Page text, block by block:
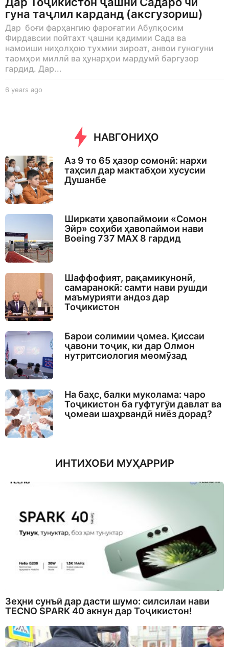
гуна таҷлил карданд (аксгузориш)
Дар боғи фарҳангию фароғатии Абулқосим
Фирдавсии пойтахт ҷашни қадимии Сада ва
намоиши ниҳолҳою тухмии зироат, анвои гуногуни
таомҳои миллӣ ва ҳунарҳои мардумӣ баргузор
гардид. Дар...
6 years ago
g
o
НАВГОНИҲО
Аз 9 то 65 ҳазор сомонӣ: нархи
таҳсил дар мактабҳои хусусии
Душанбе
Ширкати ҳавопаймоии «Сомон
Эйр» соҳиби ҳавопаймои нави
Boeing 737 MAX 8 гардид
Шаффофият, рақамикунонӣ,
самаранокӣ: самти нави рушди
маъмурияти андоз дар
Тоҷикистон
Барои солимии ҷомеа. Қиссаи
ҷавони тоҷик, ки дар Олмон
нутритсиология меомӯзад
На баҳс, балки муколама: чаро
Тоҷикистон ба гуфтугӯи давлат ва
ҷомеаи шаҳрвандӣ ниёз дорад?
ИНТИХОБИ МУҲАРРИР
Зеҳни сунъӣ дар дасти шумо: силсилаи нави
TECNO SPARK 40 акнун дар Тоҷикистон!